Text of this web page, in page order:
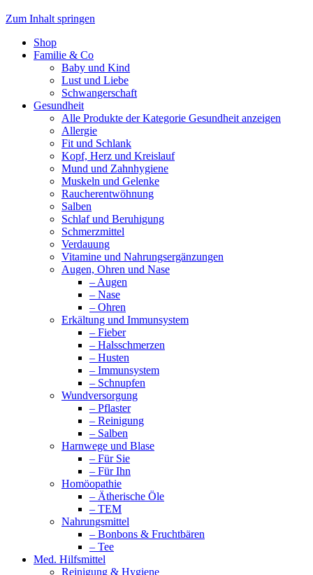
Zum Inhalt springen
Shop
Familie & Co
Baby und Kind
Lust und Liebe
Schwangerschaft
Gesundheit
Alle Produkte der Kategorie Gesundheit anzeigen
Allergie
Fit und Schlank
Kopf, Herz und Kreislauf
Mund und Zahnhygiene
Muskeln und Gelenke
Raucherentwöhnung
Salben
Schlaf und Beruhigung
Schmerzmittel
Verdauung
Vitamine und Nahrungsergänzungen
Augen, Ohren und Nase
– Augen
– Nase
– Ohren
Erkältung und Immunsystem
– Fieber
– Halsschmerzen
– Husten
– Immunsystem
– Schnupfen
Wundversorgung
– Pflaster
– Reinigung
– Salben
Harnwege und Blase
– Für Sie
– Für Ihn
Homöopathie
– Ätherische Öle
– TEM
Nahrungsmittel
– Bonbons & Fruchtbären
– Tee
Med. Hilfsmittel
Reinigung & Hygiene